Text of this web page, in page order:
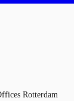
Rotterdam